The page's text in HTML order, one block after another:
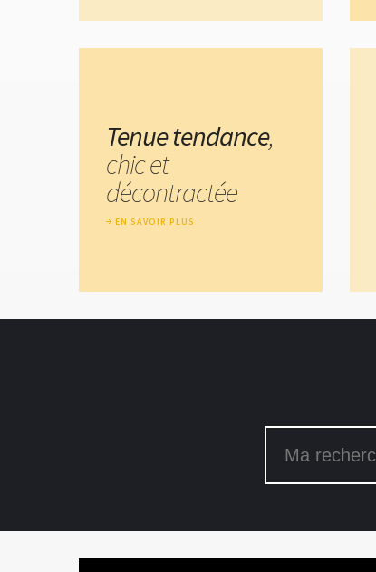
Tenue tendance,
chic et
décontractée
EN SAVOIR PLUS